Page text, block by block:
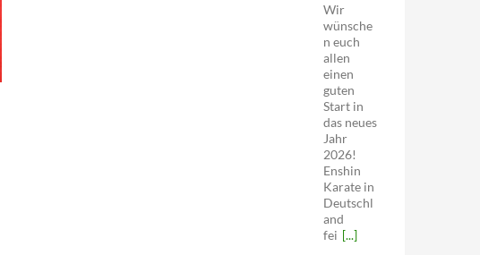
Wir
wünsche
n euch
allen
einen
guten
Start in
das neues
Jahr
2026!
Enshin
Karate in
Deutschl
and
fei [...]